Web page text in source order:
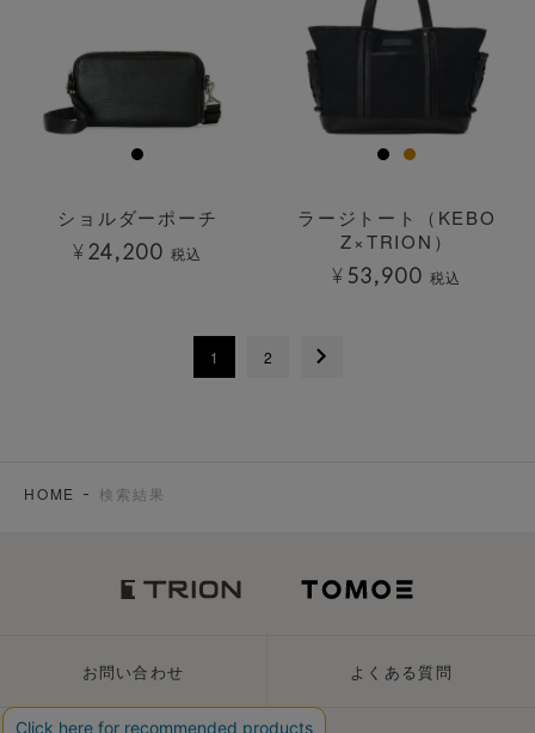
ショルダーポーチ
¥ 24,200 税込
ラージトート（KEBO
Z×TRION）
¥ 53,900 税込
1 2
HOME 検索結果
お問い合わせ よくある質問